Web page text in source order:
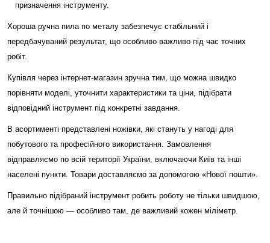
призначення інструменту.
Хороша ручна пила по металу забезпечує стабільний і
передбачуваний результат, що особливо важливо під час точних
робіт.
Купівля через інтернет-магазин зручна тим, що можна швидко
порівняти моделі, уточнити характеристики та ціни, підібрати
відповідний інструмент під конкретні завдання.
В асортименті представлені ножівки, які стануть у нагоді для
побутового та професійного використання. Замовлення
відправляємо по всій території України, включаючи Київ та інші
населені пункти. Товари доставляємо за допомогою «Нової пошти».
Правильно підібраний інструмент робить роботу не тільки швидшою,
але й точнішою — особливо там, де важливий кожен міліметр.